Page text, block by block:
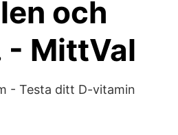
och
MittVal
- Testa ditt D-vitamin